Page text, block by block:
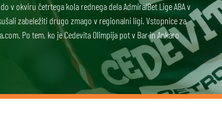
v okviru četrtega kola rednega dela AdmiralBet Lige ABA v
zabeležiti drugo zmago v regionalni ligi. Vstopnice za
Po tem, ko je Cedevita Olimpija pot v Bar in Ankaro